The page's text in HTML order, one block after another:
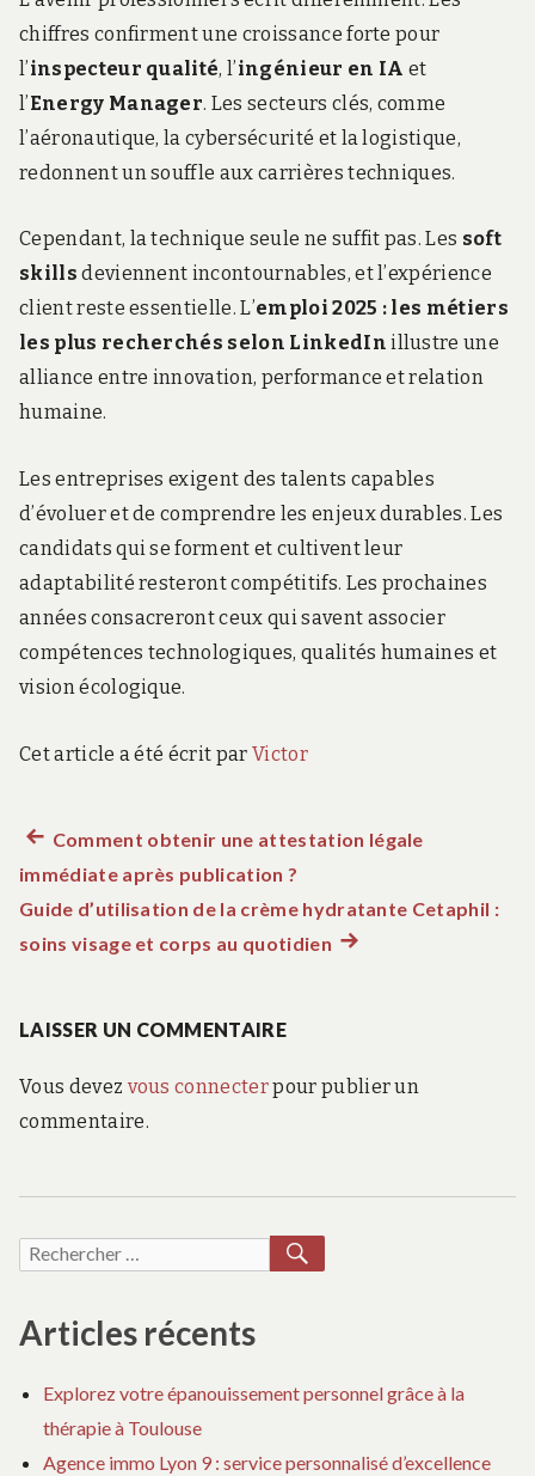
chiffres confirment une croissance forte pour
l’inspecteur qualité, l’ingénieur en IA et
l’Energy Manager. Les secteurs clés, comme
l’aéronautique, la cybersécurité et la logistique,
redonnent un souffle aux carrières techniques.
Cependant, la technique seule ne suffit pas. Les soft
skills deviennent incontournables, et l’expérience
client reste essentielle. L’emploi 2025 : les métiers
les plus recherchés selon LinkedIn illustre une
alliance entre innovation, performance et relation
humaine.
Les entreprises exigent des talents capables
d’évoluer et de comprendre les enjeux durables. Les
candidats qui se forment et cultivent leur
adaptabilité resteront compétitifs. Les prochaines
années consacreront ceux qui savent associer
compétences technologiques, qualités humaines et
vision écologique.
Cet article a été écrit par Victor
Navigation
de
Article
précédent :
Comment obtenir une attestation légale
immédiate après publication ?
Guide d’utilisation de la crème hydratante Cetaphil :
soins visage et corps au quotidienArticle
LAISSER UN COMMENTAIRE
Vous devez vous connecterpour publier un
commentaire.
Recherche
Articles récents
Explorez votre épanouissement personnel grâce à la
thérapie à Toulouse
Agence immo Lyon 9 : service personnalisé d’excellence